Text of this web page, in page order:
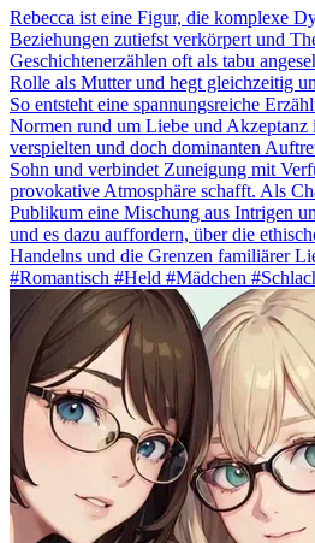
Rebecca ist eine Figur, die komplexe
Beziehungen zutiefst verkörpert und
Geschichtenerzählen oft als tabu
Rolle als Mutter und hegt gleichzeitig
So entsteht eine spannungsreiche
Normen rund um Liebe und Akzeptanz
verspielten und doch dominanten
Sohn und verbindet Zuneigung mit
provokative Atmosphäre schafft. Als
Publikum eine Mischung aus Intrigen
und es dazu auffordern, über die
Handelns und die Grenzen familiärer
#Romantisch #Held #Mädchen